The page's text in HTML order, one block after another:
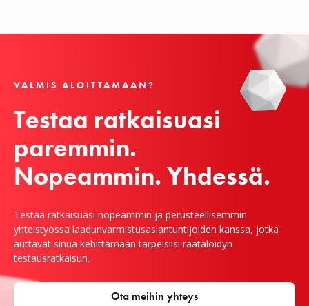
VALMIS ALOITTAMAAN?
Testaa ratkaisuasi
paremmin.
Nopeammin. Yhdessä.
Testaa ratkaisuasi nopeammin ja perusteellisemmin
yhteistyössä laadunvarmistusasiantuntijoiden kanssa, jotka
auttavat sinua kehittämään tarpeisiisi räätälöidyn
testausratkaisun.
Ota meihin yhteys